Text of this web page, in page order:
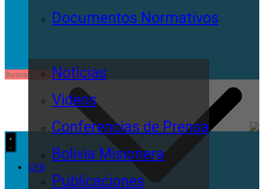
Documentos Normativos
Noticias
Videos
Conferencias de Prensa
Bolivia Misionera
Publicaciones
CEB